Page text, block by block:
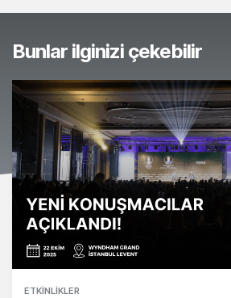
Bunlar ilginizi çekebilir
ETKINLIKLER